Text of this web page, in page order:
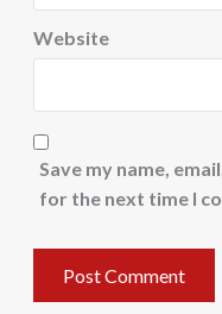
Website
Save my name,
for the next time I